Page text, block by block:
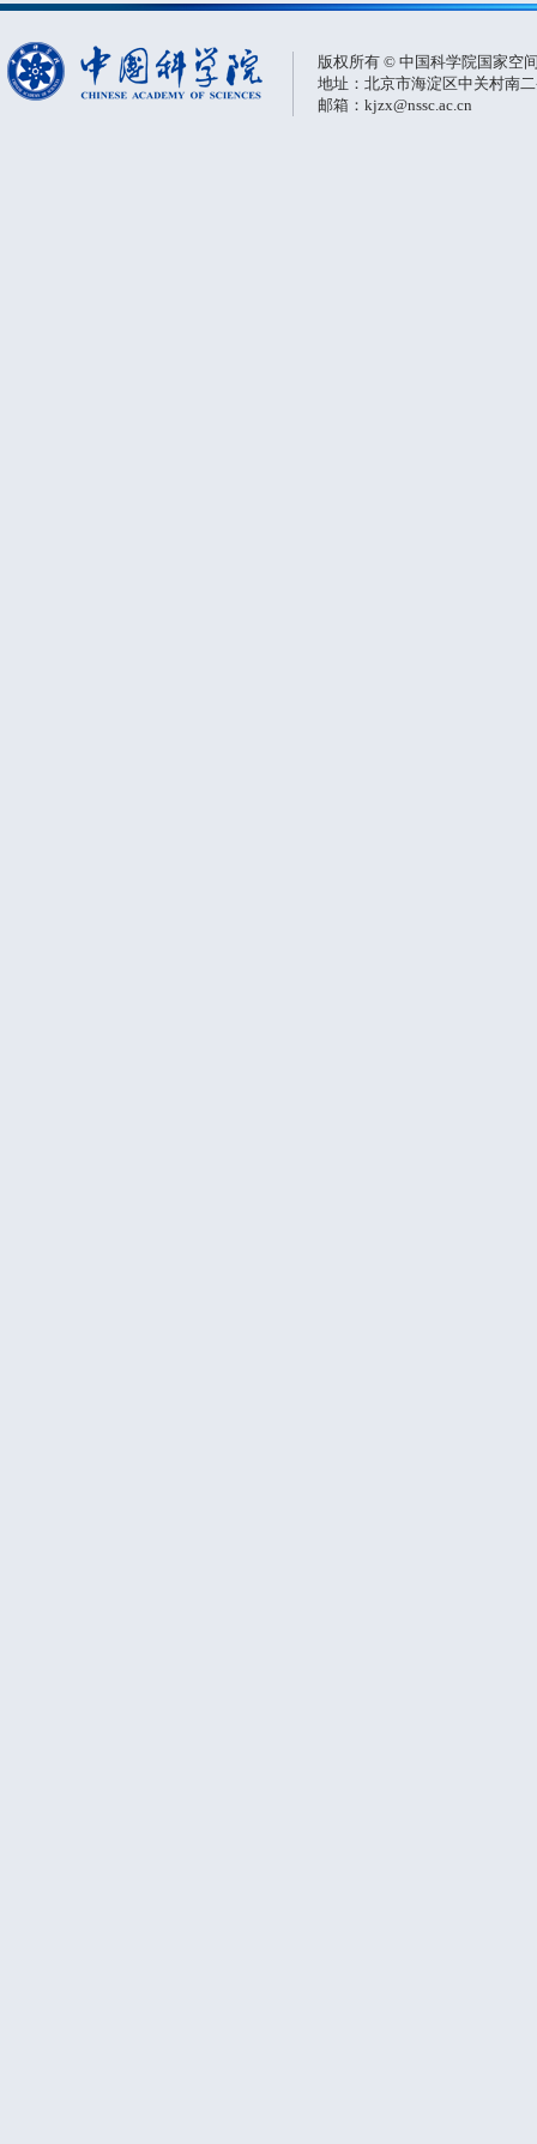
版权所有 © 中国科学院国家空
地址：北京市海淀区中关村南
邮箱：kjzx@nssc.ac.cn